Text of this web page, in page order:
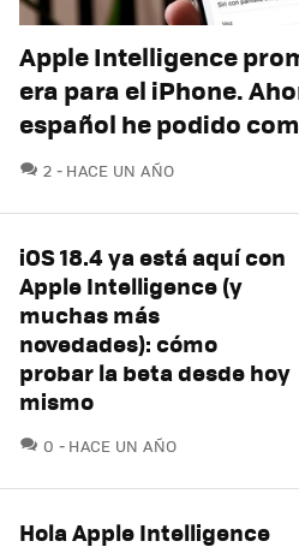
Apple Intelligence
era para el iPhone.
español he podido
2 COMENTARIOS
HACE UN AÑO
iOS 18.4 ya está aquí con
Apple Intelligence (y
muchas más
novedades): cómo
probar la beta desde hoy
mismo
0 COMENTARIOS
HACE UN AÑO
Hola Apple Intelligence